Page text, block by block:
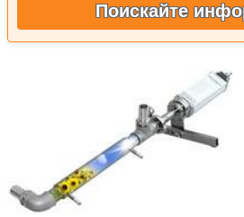
Поискайте